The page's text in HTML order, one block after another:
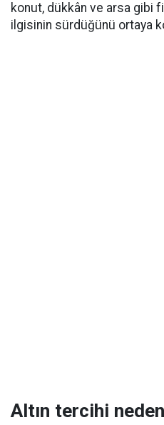
konut, dükkân ve arsa gibi
ilgisinin sürdüğünü ortaya
Altın tercihi